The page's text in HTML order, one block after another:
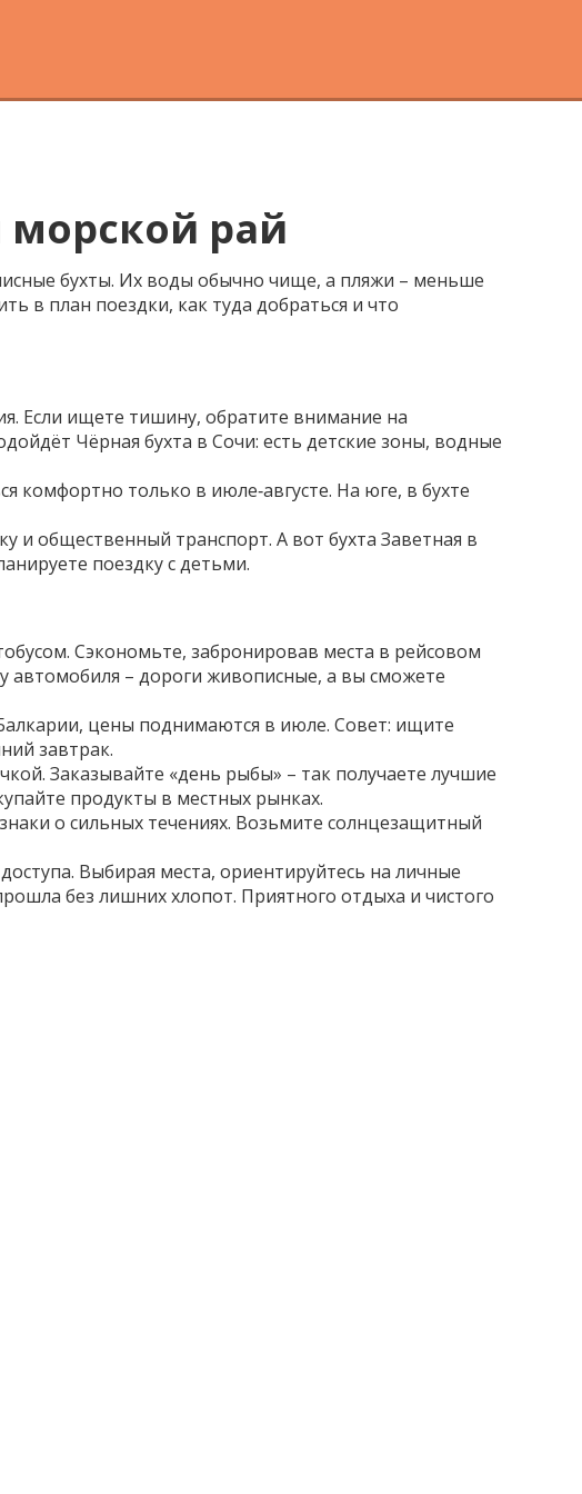
рай
бухты. Их воды обычно чище, а пляжи – меньше
в план поездки, как туда добраться и что
Если ищете тишину, обратите внимание на
Чёрная бухта в Сочи: есть детские зоны, водные
комфортно только в июле‑августе. На юге, в бухте
и общественный транспорт. А вот бухта Заветная в
поездку с детьми.
Сэкономьте, забронировав места в рейсовом
автомобиля – дороги живописные, а вы сможете
цены поднимаются в июле. Совет: ищите
завтрак.
Заказывайте «день рыбы» – так получаете лучшие
продукты в местных рынках.
о сильных течениях. Возьмите солнцезащитный
Выбирая места, ориентируйтесь на личные
без лишних хлопот. Приятного отдыха и чистого